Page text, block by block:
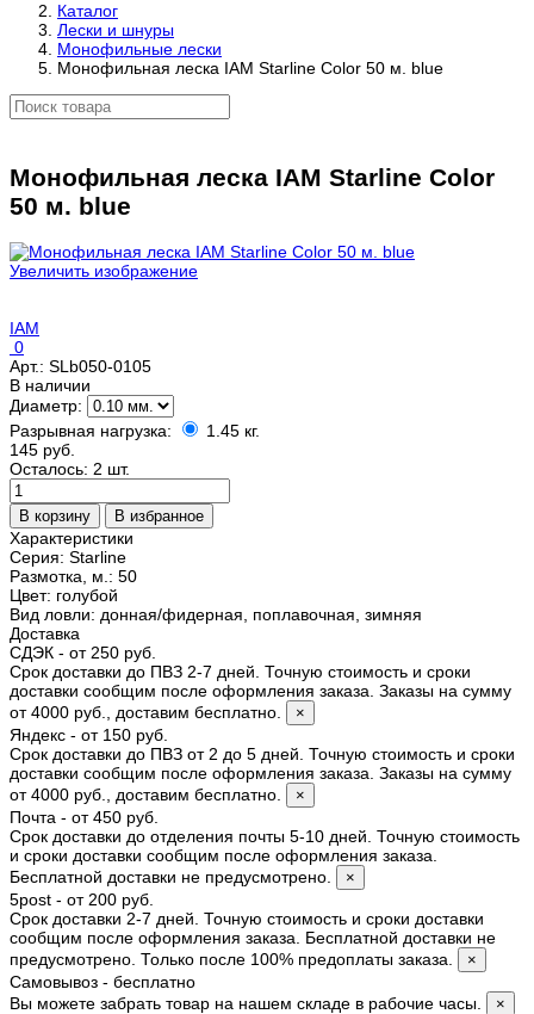
Каталог
Лески и шнуры
Монофильные лески
Монофильная леска IAM Starline Color 50 м. blue
Монофильная леска IAM Starline Color
50 м. blue
Увеличить изображение
IAM
0
Арт.: SLb050-0105
В наличии
Диаметр:
Разрывная нагрузка:
1.45 кг.
145 руб.
Осталось: 2 шт.
Характеристики
Серия: Starline
Размотка, м. : 50
Цвет: голубой
Вид ловли: донная/фидерная, поплавочная, зимняя
Доставка
СДЭК - от 250 руб.
Срок доставки до ПВЗ 2-7 дней. Точную стоимость и сроки
доставки сообщим после оформления заказа. Заказы на сумму
от 4000 руб., доставим бесплатно.
×
Яндекс - от 150 руб.
Срок доставки до ПВЗ от 2 до 5 дней. Точную стоимость и сроки
доставки сообщим после оформления заказа. Заказы на сумму
от 4000 руб., доставим бесплатно.
×
Почта - от 450 руб.
Срок доставки до отделения почты 5-10 дней. Точную стоимость
и сроки доставки сообщим после оформления заказа.
Бесплатной доставки не предусмотрено.
×
5post - от 200 руб.
Срок доставки 2-7 дней. Точную стоимость и сроки доставки
сообщим после оформления заказа. Бесплатной доставки не
предусмотрено. Только после 100% предоплаты заказа.
×
Самовывоз - бесплатно
Вы можете забрать товар на нашем складе в рабочие часы.
×